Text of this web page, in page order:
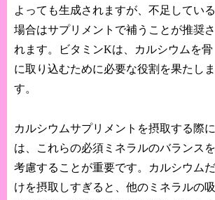
よっても生成されますが、不足している
場合はサプリメントで補うことが推奨さ
れます。ビタミンKは、カルシウムを骨
に取り込むために必要な役割を果たしま
す。
カルシウムサプリメントを摂取する際に
は、これらの必須ミネラルのバランスを
考慮することが重要です。カルシウムだ
けを摂取しすぎると、他のミネラルの吸